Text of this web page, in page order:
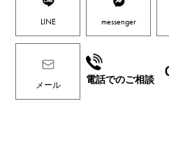
LINE messenger
メール 電話でのご相談